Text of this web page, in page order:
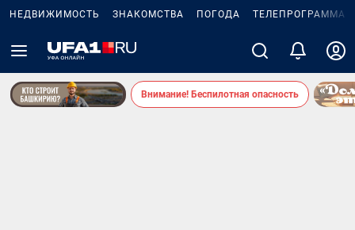
НЕДВИЖИМОСТЬ ЗНАКОМСТВА ПОГОДА ТЕЛЕПРОГРАММА
Внимание! Беспилотная опасность